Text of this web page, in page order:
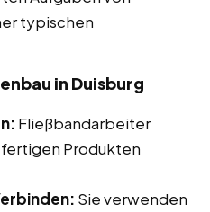
typischen
in Duisburg
Fließbandarbeiter
Produkten
Sie verwenden